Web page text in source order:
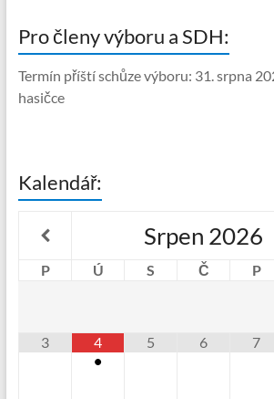
Pro členy výboru a SDH:
Termín příští schůze výboru: 31. srpna
hasičce
Kalendář:
Srpen 2026
P Ú S Č P
3
4
•
5 6 7